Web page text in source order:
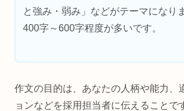
と強み・弱み」などがテーマになり
400字～600字程度が多いです。
作文の目的は、あなたの人柄や能力、
ョンなどを採用担当者に伝えることで